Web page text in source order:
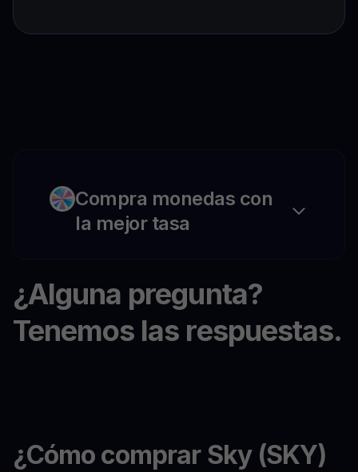
Compra monedas con
la mejor tasa
¿Alguna pregunta?
Tenemos las respuestas.
¿Cómo comprar Sky (SKY)